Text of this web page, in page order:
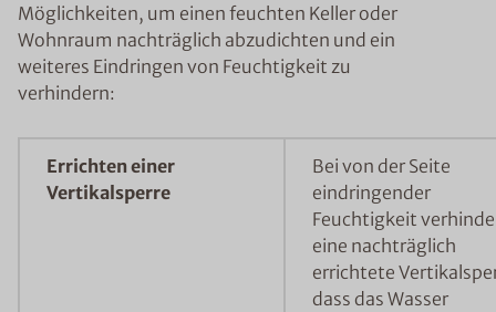
Möglichkeiten, um einen feuchten Keller oder
Wohnraum nachträglich abzudichten und ein
weiteres Eindringen von Feuchtigkeit zu
verhindern:
Errichten einer
Vertikalsperre
Bei von der Seite
eindringender
Feuchtigkeit
eine nachträglich
errichtete
dass das Wasser